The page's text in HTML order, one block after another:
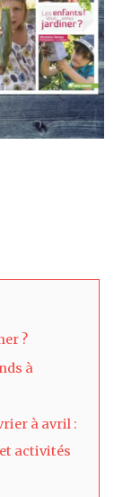
?
à
à avril :
activités